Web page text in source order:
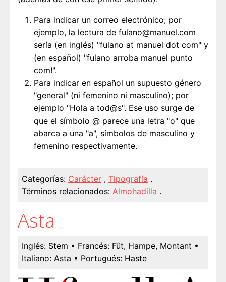
Para indicar un correo electrónico; por
ejemplo, la lectura de fulano@manuel.com
sería (en inglés) "fulano at manuel dot com" y
(en español) "fulano arroba manuel punto
com!".
Para indicar en español un supuesto género
"general" (ni femenino ni masculino); por
ejemplo "Hola a tod@s". Ese uso surge de
que el símbolo @ parece una letra "o" que
abarca a una "a", símbolos de masculino y
femenino respectivamente.
Categorías: Carácter , Tipografía .
Términos relacionados: Almohadilla .
Asta
Inglés: Stem • Francés: Fût, Hampe, Montant •
Italiano: Asta • Portugués: Haste